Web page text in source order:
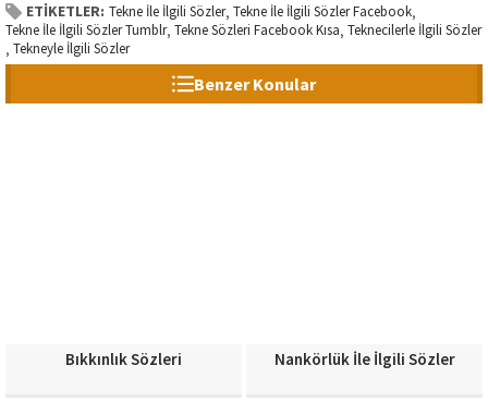
ETİKETLER: Tekne İle İlgili Sözler, Tekne İle İlgili Sözler Facebook,
Tekne İle İlgili Sözler Tumblr, Tekne Sözleri Facebook Kısa, Teknecilerle İlgili Sözler
, Tekneyle İlgili Sözler
Benzer Konular
Bıkkınlık Sözleri Nankörlük İle İlgili Sözler